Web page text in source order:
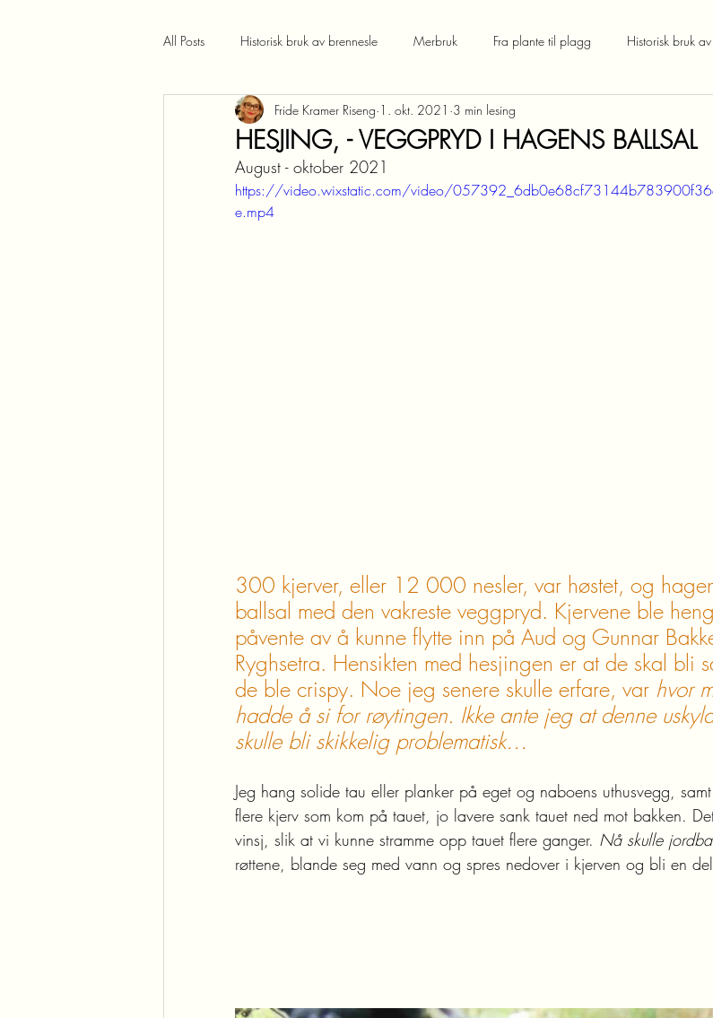
All Posts Historisk bruk av brennesle Merbruk Fra plante til plagg Historisk bruk
HESJING, - VEGGPRYD I HAGENS BALLSAL
Fride Kramer Riseng 1. okt. 2021 3 min lesing
August - oktober 2021
https://video.wixstatic.com/video/
e.mp4
300 kjerver, eller 12 000 nesler, var høstet, og
ballsal med den vakreste veggpryd. Kjervene ble
påvente av å kunne flytte inn på Aud og Gunnar
Ryghsetra. Hensikten med hesjingen er at de skal bli
de ble crispy. Noe jeg senere skulle erfare, var hvor
hadde å si for røytingen. Ikke ante jeg at denne
skulle bli skikkelig problematisk…
Jeg hang solide tau eller planker på eget og naboens uthusvegg,
flere kjerv som kom på tauet, jo lavere sank tauet ned mot bakken.
vinsj, slik at vi kunne stramme opp tauet flere ganger. Nå skulle
røttene, blande seg med vann og spres nedover i kjerven og bli en